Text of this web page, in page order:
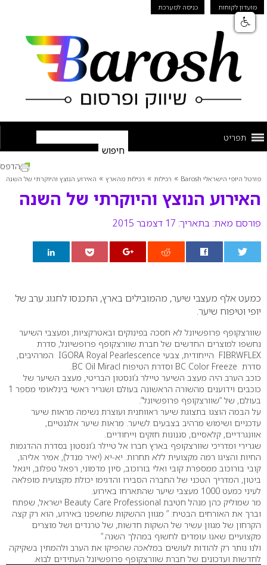
מועדון לקוחות כניסה למערכת
תפריט
פורטל היופי הישראלי Barosh » רכילות » רכילות מהארץ » האירוע הנוצץ והיוקרתי של השנה
האירוע הנוצץ והיוקרתי של השנה
פורסם מאת: בתאריך: 17 דצמבר 2015
הדפס
כמעט אלף מעצבי שיער, מהמובילים בארץ, התכנסו לחגוג ערב של
יופי וטיפוח שיער.
שוורצקופף פרופשיונל לא חסכה בפינוקים ובאטרקציות, ומעצבי השיער
נחשפו למוצרים החדשים של חברת שוורצקופף פרופשיונל, סדרת
FIBRWFLEX הייחודית, צבעי IGORA Royal Pearlescence המרהיבים,
סדרת BC Color Freeze וסדרת הטיפוח BC Oil Miracl.
כוכב הערב היה מעצב השיער טיילר ג’ונסטון הבריטי, מעצב השיער של
כוכבים וידוענים מהשורה הראשונה בעולם ושגריר ראשי בינלאומי מספר 1
בעולם, של “שוורצקופף פרופשיונל”.
על הבמה הוצגו בתצוגת שיער ראוותנית ועוצרת נשימה מראות שיער
עדכניים ושימוש מרהיב בצבעים לשיער. מראות שיער אלגנטיים,
אוונגרדיים, קלאסיים, סגנונות חזקים וייחודיים.
שגרירי ומדריכי שוורצקופף בארץ חברו אל טיילר ג’ונסטון בסדרת ההדגמות
החיות והציגו רמה מקצועית ללא תחרות. יא-יא (יאיר מנדל), אמיר אליהו,
קובי בורוכוב ממספרת קובי ואלי בורוכוב, סיון מדמוני, רפאל טפלוב, ויגאל
ביטון, המדריך הטכני של החברה הסבירו והדגימו יכולת מקצועית מופלאה
לעיני כמעט 1000 מעצבי שיער שהתארחו באירוע.
מר שמוליק כהן מנהל חטיבת Beauty Care Professional ישראל, שפתח
וברך את האורחים הבטיח: ” מגוון ההשקות שחשפנו באירוע, הוא רק קצה
הקרחון של מגוון עשיר של השקות חדשות, של טרנדים ושל מוצרים
מקצועיים שאנו עומדים לחשוף במהלך השנה.”
ולנו נותר רק להודות לעושים במלאכה שהפיקו את הערב ולהמתין בשקיקה
לחדשות ועדכונים של חברת שוורצקופף פרופשיונל העתידים לבוא.